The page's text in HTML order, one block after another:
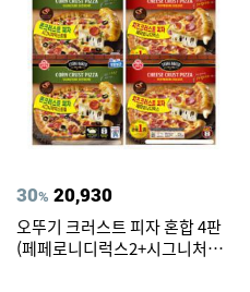
30% 20,930
오뚜기 크러스트 피자 혼합 4판
(페페로니디럭스2+시그니처익